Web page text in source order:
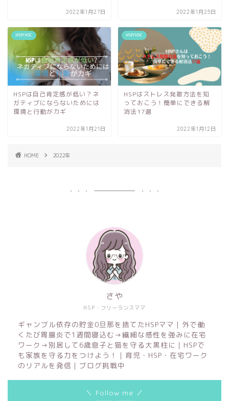
2022年1月27日 2022年1月25日
HSP/HSC
HSPは自己肯定感が低い？ネ
ガティブにならないためには
環境と行動がカギ
2022年1月21日
HSP/HSC
HSPはストレス発散方法を知
っておこう！簡単にできる解
消法17選
2022年1月12日
HOME 2022年
HSP・フリーランスママ
さや
ギャンブル依存の貯金0旦那を捨てたHSPママ｜外で働
くたび胃腸炎で1週間寝込む→繊細な感性を強みに在宅
ワーク→別居して6歳息子と猫を守る大黒柱に｜HSPで
も家族を守る力をつけよう！｜育児・HSP・在宅ワーク
のリアルを発信｜ブログ挑戦中
＼ Follow me ／